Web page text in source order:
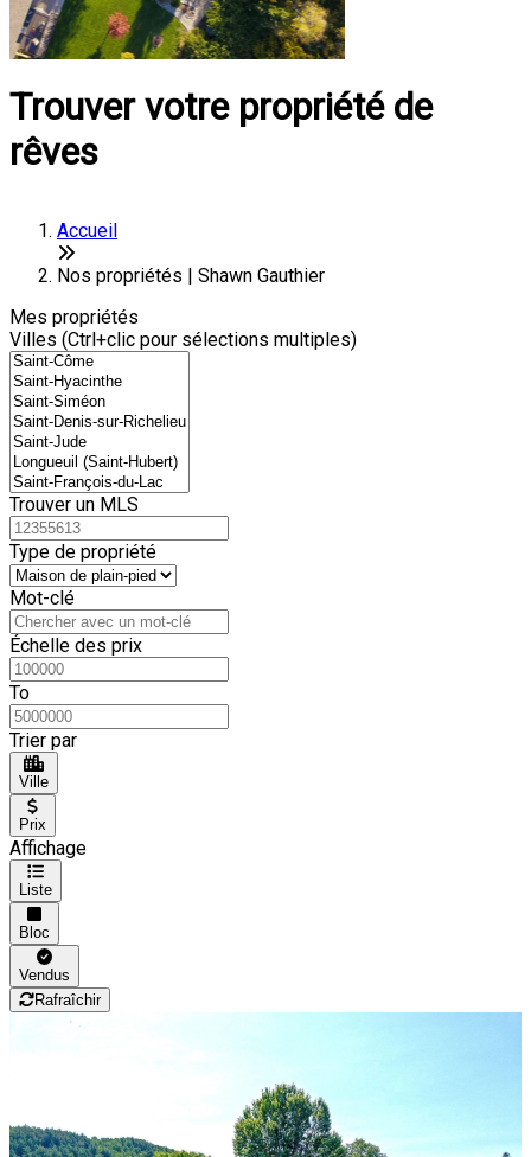
Trouver votre propriété de
rêves
Accueil
Nos propriétés | Shawn Gauthier
Mes propriétés
Villes (Ctrl+clic pour sélections multiples)
Trouver un MLS
Type de propriété
Mot-clé
Échelle des prix
To
Trier par
Ville
Prix
Affichage
Liste
Bloc
Vendus
Rafraîchir